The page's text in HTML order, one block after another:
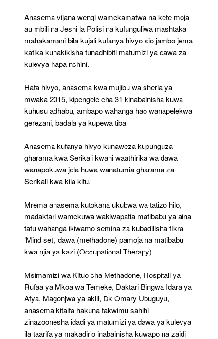
Anasema vijana wengi wamekamatwa na kete moja
au mbili na Jeshi la Polisi na kufunguliwa mashtaka
mahakamani bila kujali kufanya hivyo sio jambo jema
katika kuhakikisha tunadhibiti matumizi ya dawa za
kulevya hapa nchini.
Hata hivyo, anasema kwa mujibu wa sheria ya
mwaka 2015, kipengele cha 31 kinabainisha kuwa
kuhusu adhabu, ambapo wahanga hao wanapelekwa
gerezani, badala ya kupewa tiba.
Anasema kufanya hivyo kunaweza kupunguza
gharama kwa Serikali kwani waathirika wa dawa
wanapokuwa jela huwa wanatumia gharama za
Serikali kwa kila kitu.
Mrema anasema kutokana ukubwa wa tatizo hilo,
madaktari wamekuwa wakiwapatia matibabu ya aina
tatu wahanga ikiwamo semina za kubadilisha fikra
‘Mind set’, dawa (methadone) pamoja na matibabu
kwa njia ya kazi (Occupational Therapy).
Msimamizi wa Kituo cha Methadone, Hospitali ya
Rufaa ya Mkoa wa Temeke, Daktari Bingwa Idara ya
Afya, Magonjwa ya akili, Dk Omary Ubuguyu,
anasema kitaifa hakuna takwimu sahihi
zinazoonesha idadi ya matumizi ya dawa ya kulevya
ila taarifa ya makadirio inabainisha kuwapo na zaidi